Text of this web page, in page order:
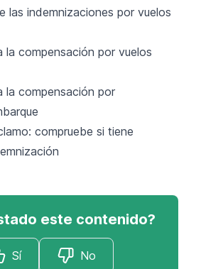
las indemnizaciones por vuelos
la compensación por vuelos
la compensación por
compruebe si tiene
este contenido?
Sí No